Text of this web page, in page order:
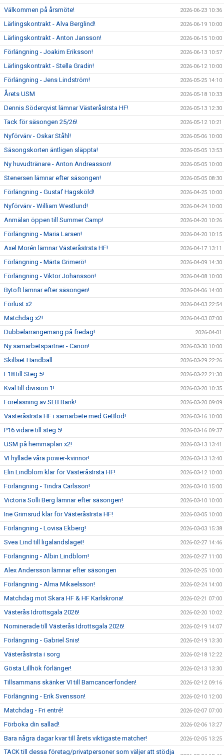
Välkommen på årsmöte! 2026-06-23 10:36
Lärlingskontrakt - Alva Berglind! 2026-06-19 10:00
Lärlingskontrakt - Anton Jansson! 2026-06-15 10:00
Förlängning - Joakim Eriksson! 2026-06-13 10:57
Lärlingskontrakt - Stella Gradin! 2026-06-12 10:00
Förlängning - Jens Lindström! 2026-05-25 14:10
Årets USM 2026-05-18 10:33
Dennis Söderqvist lämnar VästeråsIrsta HF! 2026-05-13 12:30
Tack för säsongen 25/26! 2026-05-12 10:21
Nyförvärv - Oskar Ståhl! 2026-05-06 10:00
Säsongskorten äntligen släppta! 2026-05-05 13:53
Ny huvudtränare - Anton Andreasson! 2026-05-05 10:00
Stenersen lämnar efter säsongen! 2026-05-05 08:30
Förlängning - Gustaf Hagsköld! 2026-04-25 10:00
Nyförvärv - William Westlund! 2026-04-24 10:00
Anmälan öppen till Summer Camp! 2026-04-20 10:26
Förlängning - Maria Larsen! 2026-04-20 10:15
Axel Morén lämnar VästeråsIrsta HF! 2026-04-17 13:11
Förlängning - Märta Grimerö! 2026-04-09 14:30
Förlängning - Viktor Johansson! 2026-04-08 10:00
Bytoft lämnar efter säsongen! 2026-04-06 14:00
Förlust x2 2026-04-03 22:54
Matchdag x2! 2026-04-03 07:00
Dubbelarrangemang på fredag! 2026-04-01
Ny samarbetspartner - Canon! 2026-03-30 10:00
Skillset Handball 2026-03-29 22:26
F18 till Steg 5! 2026-03-22 21:30
Kval till division 1! 2026-03-20 10:35
Föreläsning av SEB Bank! 2026-03-20 09:09
VästeråsIrsta HF i samarbete med GeBlod! 2026-03-16 10:00
P16 vidare till steg 5! 2026-03-16 09:37
USM på hemmaplan x2! 2026-03-13 13:41
VI hyllade våra power-kvinnor! 2026-03-13 13:40
Elin Lindblom klar för VästeråsIrsta HF! 2026-03-12 10:00
Förlängning - Tindra Carlsson! 2026-03-10 15:00
Victoria Solli Berg lämnar efter säsongen! 2026-03-10 10:00
Ine Grimsrud klar för VästeråsIrsta HF! 2026-03-05 10:00
Förlängning - Lovisa Ekberg! 2026-03-03 15:38
Svea Lind till ligalandslaget! 2026-02-27 14:46
Förlängning - Albin Lindblom! 2026-02-27 11:00
Alex Andersson lämnar efter säsongen 2026-02-25 10:00
Förlängning - Alma Mikaelsson! 2026-02-24 14:00
Matchdag mot Skara HF & HF Karlskrona! 2026-02-21 07:00
Västerås Idrottsgala 2026! 2026-02-20 10:02
Nominerade till Västerås Idrottsgala 2026! 2026-02-19 14:07
Förlängning - Gabriel Snis! 2026-02-19 13:30
VästeråsIrsta i sorg 2026-02-18 12:22
Gösta Lillhök förlänger! 2026-02-13 13:30
Tillsammans skänker VI till Barncancerfonden! 2026-02-12 09:16
Förlängning - Erik Svensson! 2026-02-10 12:00
Matchdag - Fri entré! 2026-02-07 07:00
Förboka din sallad! 2026-02-06 13:27
Bara några dagar kvar till årets viktigaste matcher! 2026-02-05 13:25
TACK till dessa företag/privatpersoner som väljer att stödja